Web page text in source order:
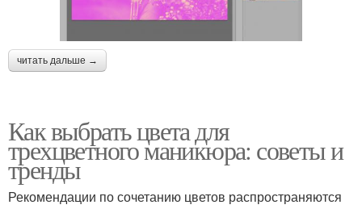
читать дальше →
Как выбрать цвета для
трехцветного маникюра: советы и
тренды
Рекомендации по сочетанию цветов распространяются